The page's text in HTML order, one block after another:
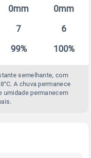
0mm 0mm
7 6
99% 100%
semelhante, com
A chuva permanece
umidade permanecem